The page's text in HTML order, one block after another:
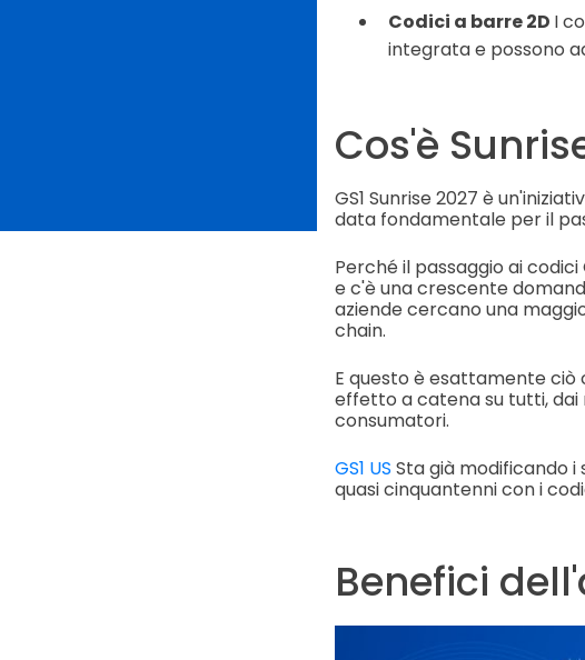
Codici a barre 2D I
integrata e possono
Cos'è
GS1 Sunrise 2027 è
data fondamentale per il
Perché il passaggio ai
e c'è una crescente
aziende cercano una
chain.
E questo è esattamente
effetto a catena su tutti, dai
consumatori.
GS1 US Sta già modificando i
quasi cinquantenni con i
Benefici